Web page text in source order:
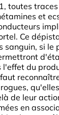
toutes
et
Ce
sanguin, si le
du
de leur
en